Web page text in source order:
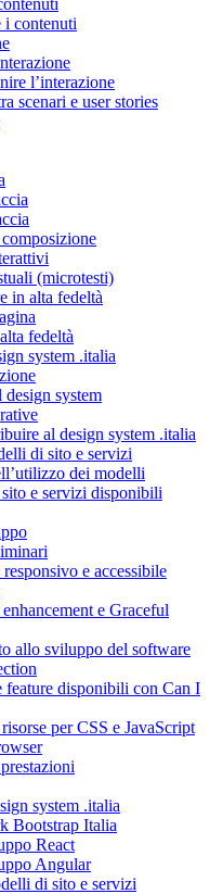
i contenuti
l’interazione
scenari e user stories
(microtesti)
in alta fedeltà
fedeltà
system .italia
system
al design system .italia
di sito e servizi
dei modelli
e servizi disponibili
e accessibile
e Graceful
allo sviluppo del software
feature disponibili con Can I
per CSS e JavaScript
system .italia
Bootstrap Italia
React
Angular
di sito e servizi